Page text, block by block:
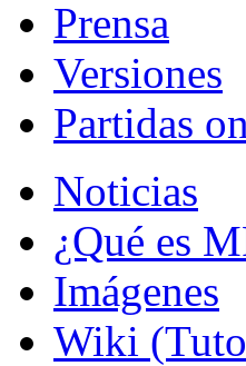
Prensa
Versiones
Partidas
Noticias
¿Qué es
Imágenes
Wiki